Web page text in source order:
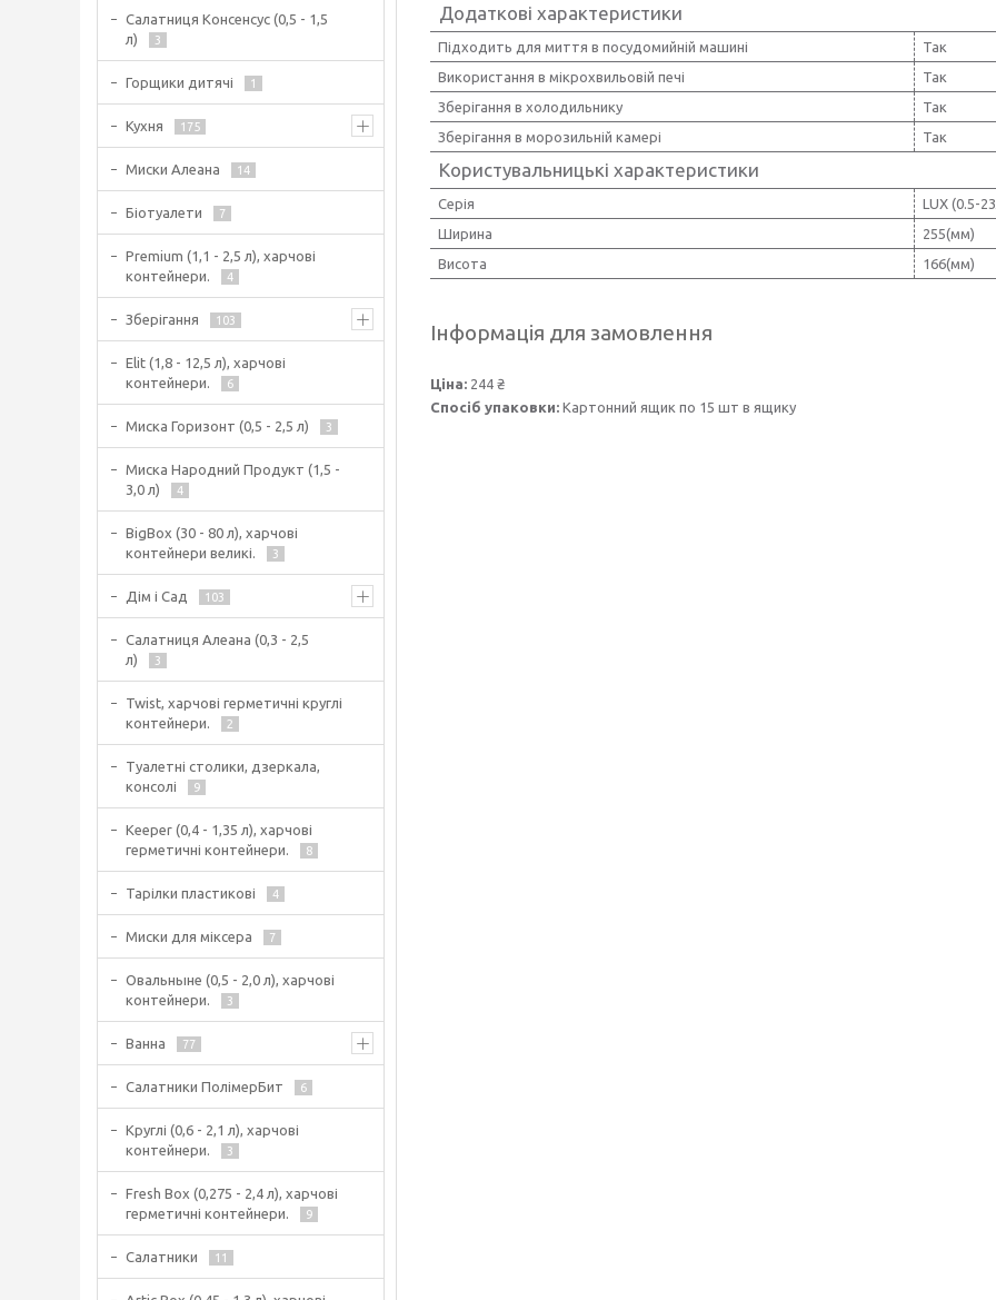
Додаткові характеристики
Підходить для миття в посудомийній машині
Так
Використання в мікрохвильовій печі
Так
Зберігання в холодильнику
Так
Зберігання в морозильній камері
Так
Користувальницькі характеристики
Серія
LUX (0.5-
Ширина
255(мм)
Висота
166(мм)
Інформація для замовлення
Ціна: 244 ₴
Спосіб упаковки: Картонний ящик по 15 шт в ящику
Салатниця Консенсус (0,5 - 1,5
л)
3
Горщики дитячі 1
Кухня 175
Миски Алеана 14
Біотуалети 7
Premium (1,1 - 2,5 л), харчові
контейнери.
4
Зберігання 103
Elit (1,8 - 12,5 л), харчові
контейнери.
6
Миска Горизонт (0,5 - 2,5 л) 3
Миска Народний Продукт (1,5 -
3,0 л)
4
BigBox (30 - 80 л), харчові
контейнери великі.
3
Дім і Сад 103
Салатниця Алеана (0,3 - 2,5
л)
3
Twist, харчові герметичні круглі
контейнери.
2
Туалетні столики, дзеркала,
консолі
9
Keeper (0,4 - 1,35 л), харчові
герметичні контейнери.
8
Тарілки пластикові 4
Миски для міксера 7
Овальныне (0,5 - 2,0 л), харчові
контейнери.
3
Ванна 77
Салатники ПолімерБит 6
Круглі (0,6 - 2,1 л), харчові
контейнери.
3
Fresh Box (0,275 - 2,4 л), харчові
герметичні контейнери.
9
Салатники 11